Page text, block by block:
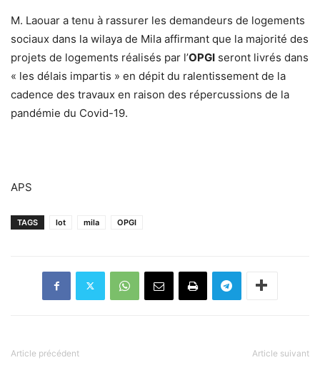
M. Laouar a tenu à rassurer les demandeurs de logements
sociaux dans la wilaya de Mila affirmant que la majorité des
projets de logements réalisés par l’OPGI seront livrés dans
« les délais impartis » en dépit du ralentissement de la
cadence des travaux en raison des répercussions de la
pandémie du Covid-19.
APS
TAGS lot mila OPGI
Article précédent Article suivant